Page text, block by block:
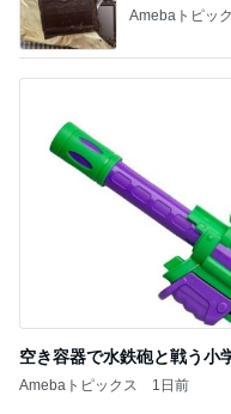
神がかってる
Amebaトピック
堀ちえみ ま
Amebaトピッ